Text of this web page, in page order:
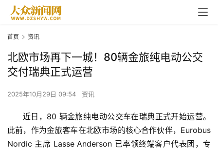
首页 资讯
北欧市场再下一城！80辆金旅纯电动公交
交付瑞典正式运营
2025年10月29日 09:54 资讯
近日，80 辆金旅纯电动公交车在瑞典正式开始运营。
此前，作为金旅客车在北欧市场的核心合作伙伴，Eurobus
Nordic 主席 Lasse Anderson 已率领终端客户代表团，专